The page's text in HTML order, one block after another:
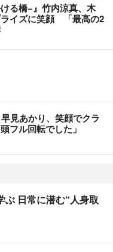
る橋−』竹内涼真、木
イズに笑顔 「最高の2
見あかり、笑顔でクラ
フル回転でした」
ぶ 日常に潜む“人身取